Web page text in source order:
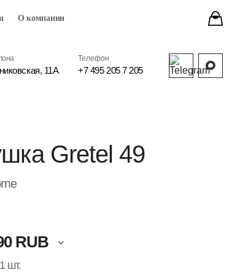
О компании
11А
Телефон
+7 495 205 7 205
Gretel 49
RUB
шт.